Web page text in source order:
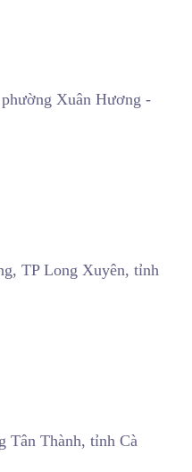
Xuân Hương -
TP Long Xuyên, tỉnh
Tân Thành, tỉnh Cà